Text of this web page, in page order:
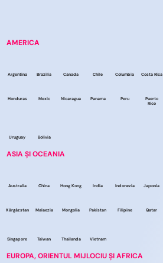
AMERICA
Argentina Brazilia Canada Chile Columbia Costa Rica
Honduras Mexic Nicaragua Panama Peru
Puerto
Rico
Uruguay Bolivia
ASIA ȘI OCEANIA
Australia China Hong Kong India Indonezia Japonia
Kârgâzstan Malaezia Mongolia Pakistan Filipine Qatar
Singapore Taiwan Thailanda Vietnam
EUROPA, ORIENTUL MIJLOCIU ȘI AFRICA